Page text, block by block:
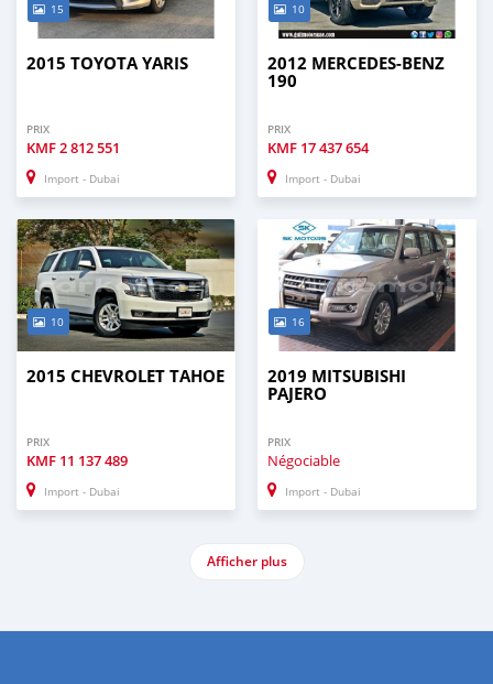
15
2015 TOYOTA YARIS
PRIX
KMF2 812 551
Import - Dubai
10
2012 MERCEDES-BENZ
190
PRIX
KMF 17 437 654
Import - Dubai
10
2015 CHEVROLET TAHOE
PRIX
KMF 11 137 489
Import - Dubai
16
2019 MITSUBISHI
PAJERO
PRIX
Négociable
Import - Dubai
Afficher plus